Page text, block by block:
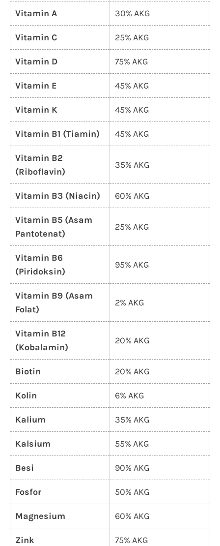
Vitamin A 30% AKG
Vitamin C 25% AKG
Vitamin D 75% AKG
Vitamin E 45% AKG
Vitamin K 45% AKG
Vitamin B1 (Tiamin) 45% AKG
Vitamin B2
(Riboflavin)
35% AKG
Vitamin B3 (Niacin) 60% AKG
Vitamin B5 (Asam
Pantotenat)
25% AKG
Vitamin B6
(Piridoksin)
95% AKG
Vitamin B9 (Asam
Folat)
2% AKG
Vitamin B12
(Kobalamin)
20% AKG
Biotin 20% AKG
Kolin 6% AKG
Kalium 35% AKG
Kalsium 55% AKG
Besi 90% AKG
Fosfor 50% AKG
Magnesium 60% AKG
Zink 75% AKG